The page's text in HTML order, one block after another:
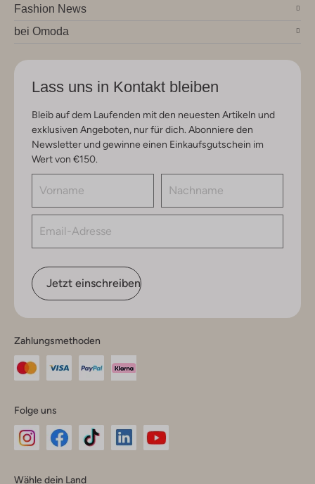
Fashion News
bei Omoda
Lass uns in Kontakt bleiben
Bleib auf dem Laufenden mit den neuesten Artikeln und
exklusiven Angeboten, nur für dich. Abonniere den
Newsletter und gewinne einen Einkaufsgutschein im
Wert von €150.
Jetzt einschreiben
Zahlungsmethoden
Folge uns
Wähle dein Land